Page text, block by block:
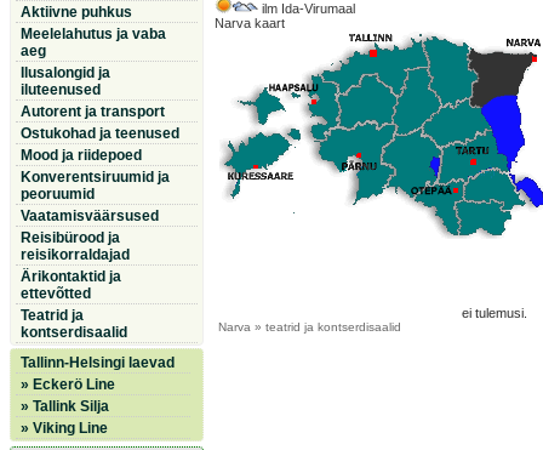
Aktiivne puhkus
Meelelahutus ja vaba
aeg
Ilusalongid ja
iluteenused
Autorent ja transport
Ostukohad ja teenused
Mood ja riidepoed
Konverentsiruumid ja
peoruumid
Vaatamisväärsused
Reisibürood ja
reisikorraldajad
Ärikontaktid ja
ettevõtted
Teatrid ja
kontserdisaalid
Tallinn-Helsingi laevad
» Eckerö Line
» Tallink Silja
» Viking Line
ilm Ida-Virumaal
Narva kaart
ei tulemusi.
Narva » teatrid ja kontserdisaalid